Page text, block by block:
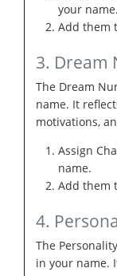
your name.
Add them
3. Dream
The Dream
name. It
motivations,
Assign
name.
Add them
4.
The
in your name.